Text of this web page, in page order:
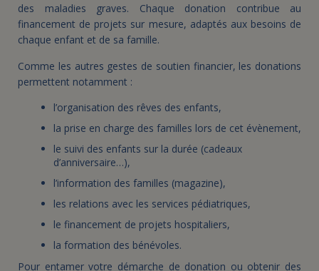
des maladies graves. Chaque donation contribue au
financement de projets sur mesure, adaptés aux besoins de
chaque enfant et de sa famille.
Comme les autres gestes de soutien financier, les donations
permettent notamment :
l’organisation des rêves des enfants,
la prise en charge des familles lors de cet évènement,
le suivi des enfants sur la durée (cadeaux
d’anniversaire…),
l’information des familles (magazine),
les relations avec les services pédiatriques,
le financement de projets hospitaliers,
la formation des bénévoles.
Pour entamer votre démarche de donation ou obtenir des